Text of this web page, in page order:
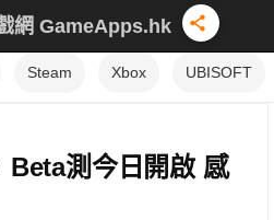
網 GameApps.hk
Steam Xbox UBISOFT
Beta測今日開啟 感